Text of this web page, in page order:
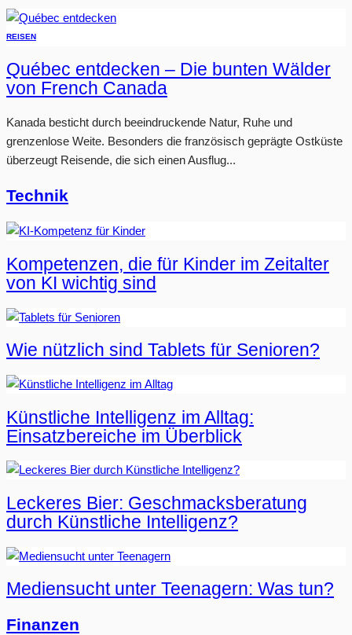
REISEN
Québec entdecken – Die bunten Wälder
von French Canada
Kanada besticht durch beeindruckende Natur, Ruhe und
grenzenlose Weite. Besonders die französisch geprägte Ostküste
überzeugt Reisende, die sich einen Ausflug...
Technik
Kompetenzen, die für Kinder im Zeitalter
von KI wichtig sind
Wie nützlich sind Tablets für Senioren?
Künstliche Intelligenz im Alltag:
Einsatzbereiche im Überblick
Leckeres Bier: Geschmacksberatung
durch Künstliche Intelligenz?
Mediensucht unter Teenagern: Was tun?
Finanzen